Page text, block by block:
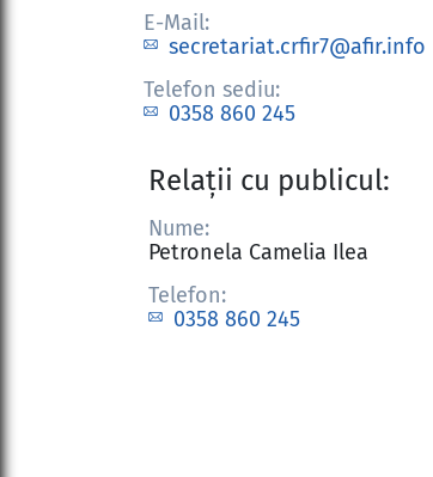
E-Mail:
secretariat.crfir7@afir.info
Telefon sediu:
0358 860 245
Relații cu publicul:
Nume:
Petronela Camelia Ilea
Telefon:
0358 860 245